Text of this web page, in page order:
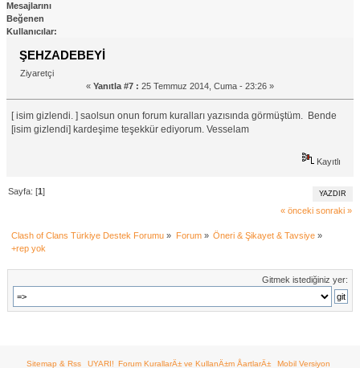
Mesajlarını
Beğenen
Kullanıcılar:
ŞEHZADEBEYİ
Ziyaretçi
« Yanıtla #7 : 25 Temmuz 2014, Cuma - 23:26 »
[ isim gizlendi. ] saolsun onun forum kuralları yazısında görmüştüm. Bende
[isim gizlendi] kardeşime teşekkür ediyorum. Vesselam
Kayıtlı
YAZDIR
Sayfa: [1]
« önceki sonraki »
Clash of Clans Türkiye Destek Forumu » Forum» Öneri & Şikayet & Tavsiye»
+rep yok
Gitmek istediğiniz yer:
Sitemap & Rss UYARI! Forum KurallarÄ± ve KullanÄ±m ÅartlarÄ± Mobil Versiyon